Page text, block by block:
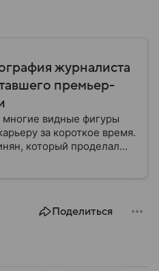
журналиста
премьер-
видные фигуры
за короткое время.
который проделал
до главы
Поделиться